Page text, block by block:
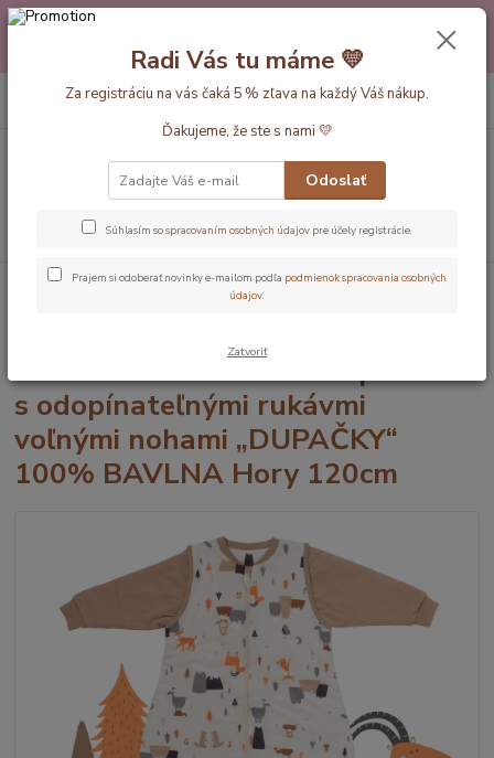
Máte nejakú otázku alebo váhate s výberom? Neváhajte a zavolajte
pokojne aj večer alebo cez víkend. Sme tu pre Vás.💛 Petra a babička
Monička
EUR
Hľadať
+420 777 610 855
Dĺžka vaku 120cm
LETNÝ PROTISKLZOVÝ spací vak s
odopínateľnými rukávmi voľnými nohami „DUPAČKY“ 100% BAVLNA Hory
LETNÝ PROTISKLZOVÝ spací vak
s odopínateľnými rukávmi
voľnými nohami „DUPAČKY“
100% BAVLNA Hory 120cm
Radi Vás tu máme 💛
Za registráciu na vás čaká 5 % zľava na každý Váš nákup.
Ďakujeme, že ste s nami 💛
Odoslať
Súhlasím sospracovaním osobných údajov pre účely registrácie.
Prajem si odoberať novinky e-mailom podľa podmienok spracovania osobných
údajov.
Zatvoriť